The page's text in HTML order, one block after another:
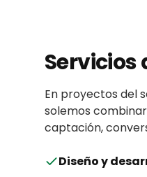
Servicios
En proyectos del
solemos
captación,
Diseño y